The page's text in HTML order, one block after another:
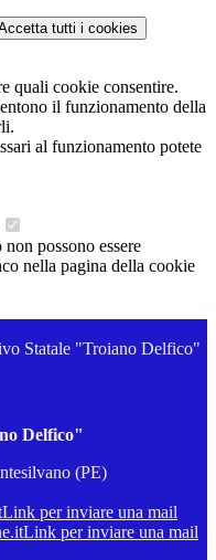
tutti i cookies
quali cookie consentire.
il funzionamento della
al funzionamento potete
possono essere
nella pagina della cookie
Statale "Troiano Delfico"
Delfico"
(PE)
Link per inviare una mail
Link per inviare una mail